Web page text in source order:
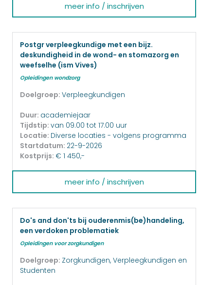
meer info / inschrijven
Postgr verpleegkundige met een bijz.
deskundigheid in de wond- en stomazorg en
weefselhe (ism Vives)
Opleidingen wondzorg
Doelgroep: Verpleegkundigen
Duur: academiejaar
Tijdstip: van 09.00 tot 17.00 uur
Locatie: Diverse locaties - volgens programma
Startdatum: 22-9-2026
Kostprijs: € 1 450,-
meer info / inschrijven
Do's and don'ts bij ouderenmis(be)handeling,
een verdoken problematiek
Opleidingen voor zorgkundigen
Doelgroep: Zorgkundigen, Verpleegkundigen en
Studenten